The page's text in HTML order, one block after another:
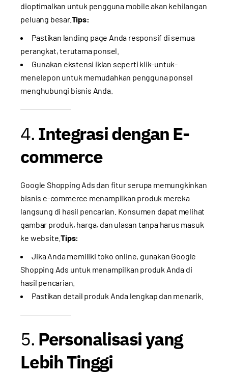
dioptimalkan untuk pengguna mobile akan kehilangan
peluang besar.Tips:
Pastikan landing page Anda responsif di semua
perangkat, terutama ponsel.
Gunakan ekstensi iklan seperti klik-untuk-
menelepon untuk memudahkan pengguna ponsel
menghubungi bisnis Anda.
4.Integrasi dengan E-
commerce
Google Shopping Ads dan fitur serupa memungkinkan
bisnis e-commerce menampilkan produk mereka
langsung di hasil pencarian. Konsumen dapat melihat
gambar produk, harga, dan ulasan tanpa harus masuk
ke website.Tips:
Jika Anda memiliki toko online, gunakan Google
Shopping Ads untuk menampilkan produk Anda di
hasil pencarian.
Pastikan detail produk Anda lengkap dan menarik.
5. Personalisasi yang
Lebih Tinggi